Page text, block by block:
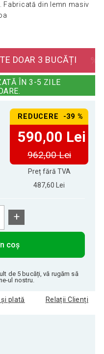
Fabricată din lemn masiv
DOAR 3 BUCĂȚI
ÎN 3-5 ZILE
REDUCERE -39 %
590,00 Lei
962,00 Lei
Preț fără TVA
487,60 Lei
+
coș
de 5 bucăți, vă rugăm să
ul nostru.
plată Relații Clienți